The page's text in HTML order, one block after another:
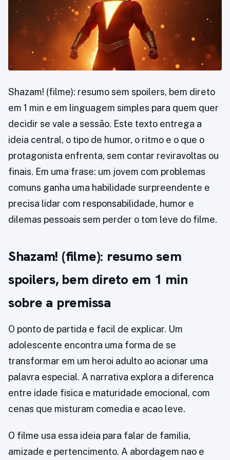
Shazam! (filme): resumo sem spoilers, bem direto
em 1 min e em linguagem simples para quem quer
decidir se vale a sessão. Este texto entrega a
ideia central, o tipo de humor, o ritmo e o que o
protagonista enfrenta, sem contar reviravoltas ou
finais. Em uma frase: um jovem com problemas
comuns ganha uma habilidade surpreendente e
precisa lidar com responsabilidade, humor e
dilemas pessoais sem perder o tom leve do filme.
Shazam! (filme): resumo sem
spoilers, bem direto em 1 min
sobre a premissa
O ponto de partida e facil de explicar. Um
adolescente encontra uma forma de se
transformar em um heroi adulto ao acionar uma
palavra especial. A narrativa explora a diferenca
entre idade fisica e maturidade emocional, com
cenas que misturam comedia e acao leve.
O filme usa essa ideia para falar de familia,
amizade e pertencimento. A abordagem nao e